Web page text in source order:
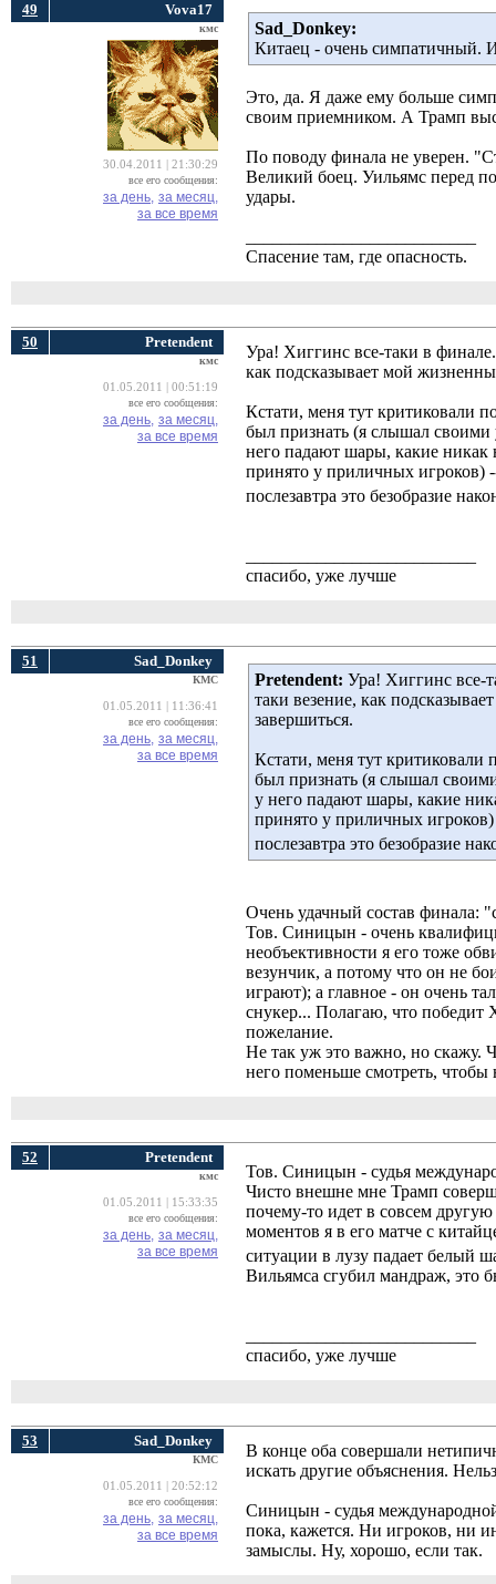
49 Vova17
кмс
30.04.2011 | 21:30:29
все его сообщения:
за день, за месяц,
за все время
Sad_Donkey:
Китаец - очень симпатичный.
Это, да. Я даже ему больше
своим приемником. А Трамп
По поводу финала не уверен.
Великий боец. Уильямс перед
удары.
Спасение там, где опасность.
50 Pretendent
кмс
01.05.2011 | 00:51:19
все его сообщения:
за день, за месяц,
за все время
Ура! Хиггинс все-таки в
как подсказывает мой
Кстати, меня тут критиковали
был признать (я слышал своими
него падают шары, какие никак
принято у приличных игроков)
послезавтра это безобразие
спасибо, уже лучше
51 Sad_Donkey
КМС
01.05.2011 | 11:36:41
все его сообщения:
за день, за месяц,
за все время
Pretendent: Ура! Хиггинс все-
таки везение, как
завершиться.
Кстати, меня тут
был признать (я слышал
у него падают шары, какие
принято у приличных
послезавтра это безобразие
Очень удачный состав финала:
Тов. Синицын - очень
необъективности я его тоже
везунчик, а потому что он не
играют); а главное - он очень
снукер... Полагаю, что победит
пожелание.
Не так уж это важно, но скажу.
него поменьше смотреть, чтобы
52 Pretendent
кмс
01.05.2011 | 15:33:35
все его сообщения:
за день, за месяц,
за все время
Тов. Синицын - судья
Чисто внешне мне Трамп
почему-то идет в совсем другую
моментов я в его матче с
ситуации в лузу падает белый
Вильямса сгубил мандраж, это
спасибо, уже лучше
53 Sad_Donkey
КМС
01.05.2011 | 20:52:12
все его сообщения:
за день, за месяц,
за все время
В конце оба совершали
искать другие объяснения.
Синицын - судья
пока, кажется. Ни игроков, ни
замыслы. Ну, хорошо, если так.